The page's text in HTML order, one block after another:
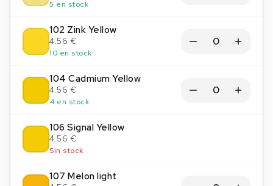
5 en stock
102 Zink Yellow
4.56 €
10 en stock
104 Cadmium Yellow
4.56 €
4 en stock
106 Signal Yellow
4.56 €
Sin stock
107 Melon light